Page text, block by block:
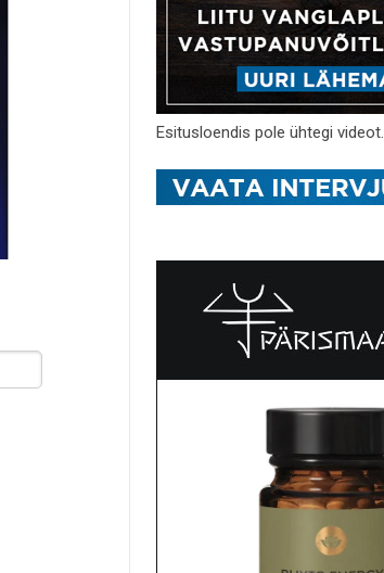
Esitusloendis pole ühtegi videot.